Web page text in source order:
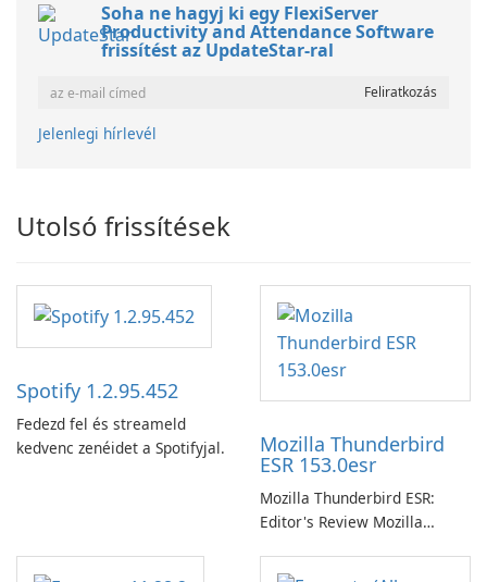
Soha ne hagyj ki egy FlexiServer
Productivity and Attendance Software
frissítést az UpdateStar-ral
Jelenlegi hírlevél
Utolsó frissítések
Spotify 1.2.95.452
Fedezd fel és streameld
kedvenc zenéidet a Spotifyjal.
Mozilla Thunderbird
ESR 153.0esr
Mozilla Thunderbird ESR:
Editor's Review Mozilla
Support Release) is the long-